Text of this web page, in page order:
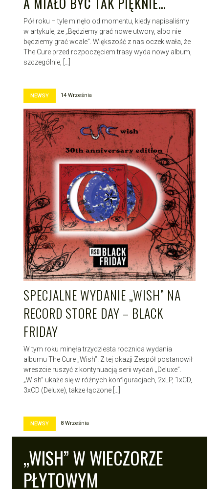
Pół roku – tyle minęło od momentu, kiedy napisaliśmy
w artykule, że „Będziemy grać nowe utwory, albo nie
będziemy grać wcale”. Większość z nas oczekiwała, że
The Cure przed rozpoczęciem trasy wyda nowy album,
szczególnie, […]
NEWSY 14 Września
SPECJALNE WYDANIE „WISH” NA
RECORD STORE DAY – BLACK
FRIDAY
W tym roku minęła trzydziesta rocznica wydania
albumu The Cure „Wish”. Z tej okazji Zespół postanowił
wreszcie ruszyć z kontynuacją serii wydań „Deluxe”.
„Wish” ukaże się w różnych konfiguracjach, 2xLP, 1xCD,
3xCD (Deluxe), także łączone […]
NEWSY 8 Września
„WISH” W WIECZORZE
PŁYTOWYM